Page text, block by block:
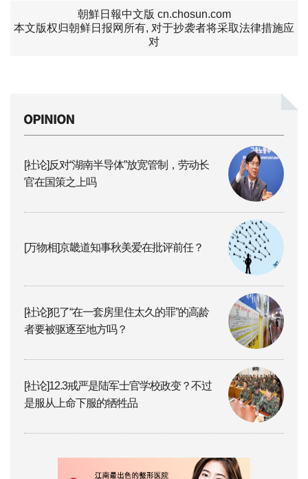
朝鮮日報中文版 cn.chosun.com
本文版权归朝鲜日报网所有, 对于抄袭者将采取法律措施应
对
[社论]反对“湖南半导体”放宽管制，劳动长
官在国策之上吗
[万物相]京畿道知事秋美爱在批评前任？
[社论]犯了“在一套房里住太久的罪”的高龄
者要被驱逐至地方吗？
[社论]12.3戒严是陆军士官学校政变？不过
是服从上命下服的牺牲品